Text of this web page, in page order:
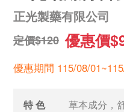
正光製藥有限公司
定價$120 優惠價
優惠期間 115/08/
特 色 草本成分，